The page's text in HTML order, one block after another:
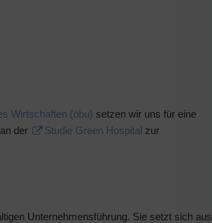
Wirtschaften (öbu) setzen wir uns für eine
der
Studie Green Hospital zur
Unternehmensführung. Sie setzt sich aus